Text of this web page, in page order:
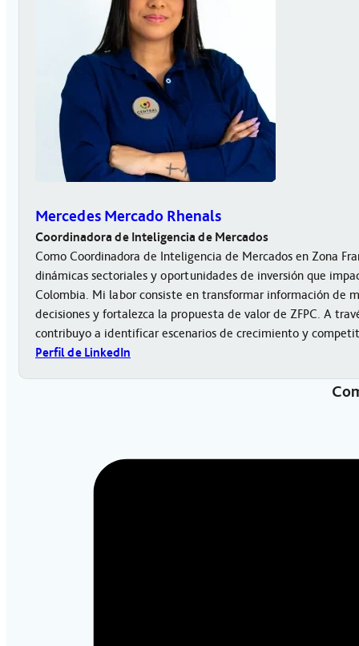
Mercedes Mercado Rhenals
Coordinadora de Inteligencia de Mercados
Como Coordinadora de Inteligencia de Mercados en Zona
dinámicas sectoriales y oportunidades de inversión que
Colombia. Mi labor consiste en transformar información de
decisiones y fortalezca la propuesta de valor de ZFPC. A
contribuyo a identificar escenarios de crecimiento y
Perfil de LinkedIn